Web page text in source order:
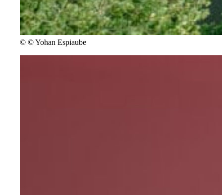
© © Yohan Espiaube